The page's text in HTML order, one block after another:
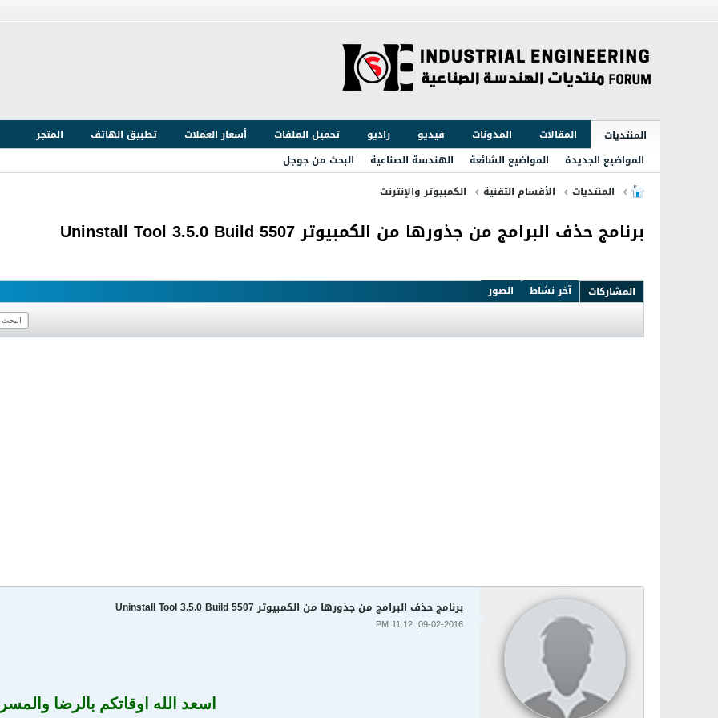
المنتديات المقالات المدونات فيديو راديو تحميل الملفات أسعار العملات تطبيق الهاتف
المتجر
المواضيع الجديدة
المواضيع الشائعة الهندسة الصناعية
البحث من جوجل
المنتديات
الأقسام التقنية الكمبيوتر والإنترنت
برنامج حذف البرامج من جذورها من الكمبيوتر Uninstall Tool 3.5.0 Build 5507
المشاركات آخر نشاط الصور
برنامج حذف البرامج من جذورها من الكمبيوتر Uninstall Tool 3.5.0 Build 5507
09-02-2016, 11:12 PM
اسعد الله اوقاتكم بالرضا